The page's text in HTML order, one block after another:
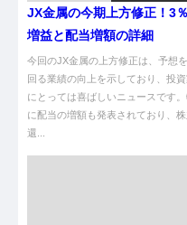
JX金属の今期上方修正！3％
増益と配当増額の詳細
今回のJX金属の上方修正は、予想
回る業績の向上を示しており、投資
にとっては喜ばしいニュースです
に配当の増額も発表されており、株
還...